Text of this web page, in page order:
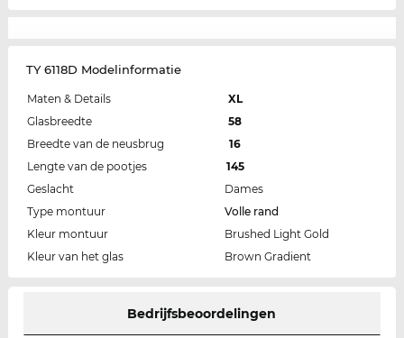
TY 6118D Modelinformatie
Maten & Details
XL
Glasbreedte
58
Breedte van de neusbrug
16
Lengte van de pootjes
145
Geslacht
Dames
Type montuur
Volle rand
Kleur montuur
Brushed Light Gold
Kleur van het glas
Brown Gradient
Bedrijfsbeoordelingen